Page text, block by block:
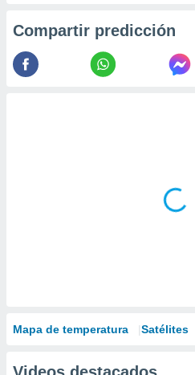
Compartir predicción
Mapa de temperatura Satélites